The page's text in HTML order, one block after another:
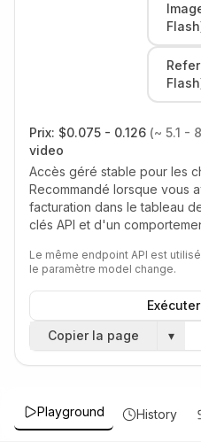
Prix: $0.075 - 0.126 (~ 5.1 -
video
Accès géré stable pour les
Recommandé lorsque vous
facturation dans le tableau
clés API et d'un
Le même endpoint API est
le paramètre model change.
Exécuter
Copier la page
▾
Playground History